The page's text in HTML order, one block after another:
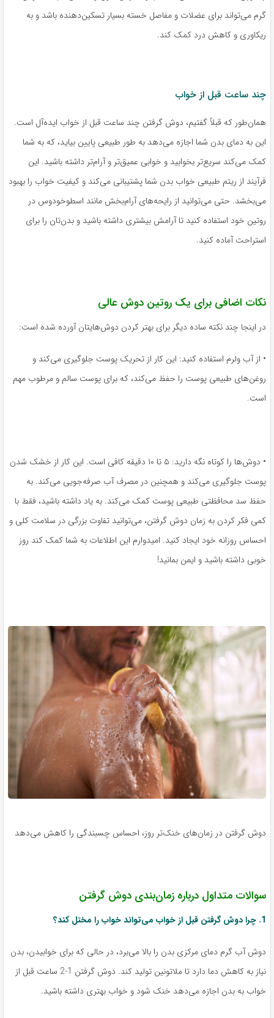
گرم می‌تواند برای عضلات و مفاصل خسته بسیار تسکین‌دهنده باشد و به
ریکاوری و کاهش درد کمک کند.
چند ساعت قبل از خواب
همان‌طور که قبلاً گفتیم، دوش گرفتن چند ساعت قبل از خواب ایده‌آل است.
این به دمای بدن شما اجازه می‌دهد به طور طبیعی پایین بیاید، که به شما
کمک می‌کند سریع‌تر بخوابید و خوابی عمیق‌تر و آرام‌تر داشته باشید. این
فرآیند از ریتم طبیعی خواب بدن شما پشتیبانی می‌کند و کیفیت خواب را بهبود
می‌بخشد. حتی می‌توانید از رایحه‌های آرام‌بخش مانند اسطوخودوس در
روتین خود استفاده کنید تا آرامش بیشتری داشته باشید و بدن‌تان را برای
استراحت آماده کنید.
نکات اضافی برای یک روتین دوش عالی
در اینجا چند نکته ساده دیگر برای بهتر کردن دوش‌هایتان آورده شده است:
• از آب ولرم استفاده کنید: این کار از تحریک پوست جلوگیری می‌کند و
روغن‌های طبیعی پوست را حفظ می‌کند، که برای پوست سالم و مرطوب مهم
است.
• دوش‌ها را کوتاه نگه دارید: ۵ تا ۱۰ دقیقه کافی است. این کار از خشک شدن
پوست جلوگیری می‌کند و همچنین در مصرف آب صرفه‌جویی می‌کند. به
حفظ سد محافظتی طبیعی پوست کمک می‌کند. به یاد داشته باشید، فقط با
کمی فکر کردن به زمان دوش گرفتن، می‌توانید تفاوت بزرگی در سلامت کلی و
احساس روزانه خود ایجاد کنید. امیدوارم این اطلاعات به شما کمک کند روز
خوبی داشته باشید و ایمن بمانید!
دوش گرفتن در زمان‌های خنک‌تر روز، احساس چسبندگی را کاهش می‌دهد
سوالات متداول درباره زمان‌بندی دوش گرفتن
1. چرا دوش گرفتن قبل از خواب می‌تواند خواب را مختل کند؟
دوش آب گرم دمای مرکزی بدن را بالا می‌برد، در حالی که برای خوابیدن، بدن
نیاز به کاهش دما دارد تا ملاتونین تولید کند. دوش گرفتن 1-2 ساعت قبل از
خواب به بدن اجازه می‌دهد خنک شود و خواب بهتری داشته باشید.